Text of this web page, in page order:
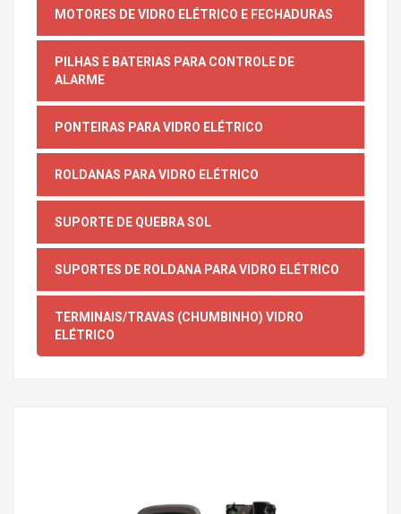
MOTORES DE VIDRO ELÉTRICO E FECHADURAS
PILHAS E BATERIAS PARA CONTROLE DE
ALARME
PONTEIRAS PARA VIDRO ELÉTRICO
ROLDANAS PARA VIDRO ELÉTRICO
SUPORTE DE QUEBRA SOL
SUPORTES DE ROLDANA PARA VIDRO ELÉTRICO
TERMINAIS/TRAVAS (CHUMBINHO) VIDRO
ELÉTRICO